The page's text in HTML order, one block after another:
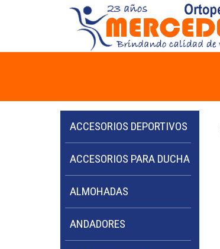
ACCESORIOS DEPORTIVOS
ACCESORIOS PARA DUCHA
ALMOHADAS
ANDADORES